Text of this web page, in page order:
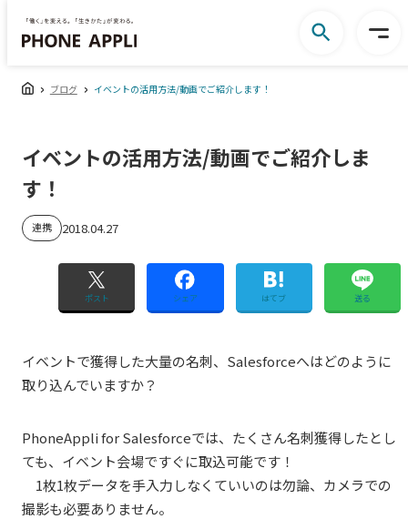
ブログ イベントの活用方法/動画でご紹介します！
イベントの活用方法/動画でご紹介しま
す！
連携 2018.04.27
ポスト シェア はてブ 送る
イベントで獲得した大量の名刺、Salesforceへはどのように
取り込んでいますか？
PhoneAppli for Salesforceでは、たくさん名刺獲得したとし
ても、イベント会場ですぐに取込可能です！
1枚1枚データを手入力しなくていいのは勿論、カメラでの
撮影も必要ありません。